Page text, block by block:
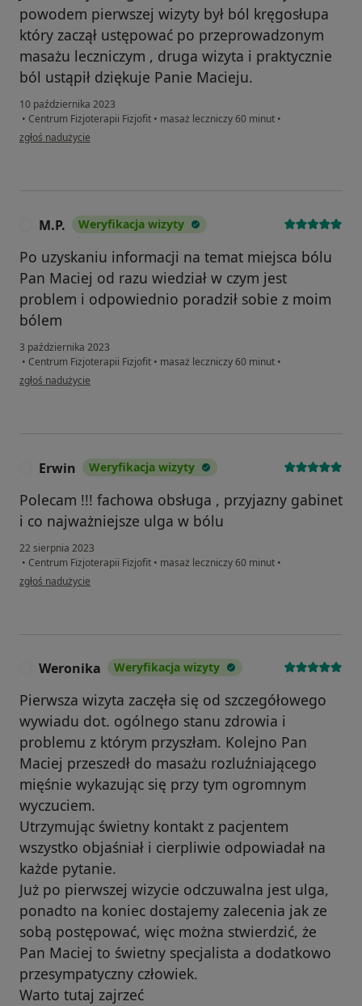
powodem pierwszej wizyty był ból kręgosłupa
który zaczął ustępować po przeprowadzonym
masażu leczniczym , druga wizyta i praktycznie
ból ustąpił dziękuje Panie Macieju.
10 października 2023
• Centrum Fizjoterapii Fizjofit • masaż leczniczy 60 minut •
w opinii użytkownika Darek
zgłoś nadużycie
M.P. Weryfikacja wizyty
Po uzyskaniu informacji na temat miejsca bólu
Pan Maciej od razu wiedział w czym jest
problem i odpowiednio poradził sobie z moim
bólem
3 października 2023
• Centrum Fizjoterapii Fizjofit • masaż leczniczy 60 minut •
w opinii użytkownika M.P.
zgłoś nadużycie
Erwin Weryfikacja wizyty
Polecam !!! fachowa obsługa , przyjazny gabinet
i co najważniejsze ulga w bólu
22 sierpnia 2023
• Centrum Fizjoterapii Fizjofit • masaż leczniczy 60 minut •
w opinii użytkownika Erwin
zgłoś nadużycie
Weronika Weryfikacja wizyty
Pierwsza wizyta zaczęła się od szczegółowego
wywiadu dot. ogólnego stanu zdrowia i
problemu z którym przyszłam. Kolejno Pan
Maciej przeszedł do masażu rozluźniającego
mięśnie wykazując się przy tym ogromnym
wyczuciem.
Utrzymując świetny kontakt z pacjentem
wszystko objaśniał i cierpliwie odpowiadał na
każde pytanie.
Już po pierwszej wizycie odczuwalna jest ulga,
ponadto na koniec dostajemy zalecenia jak ze
sobą postępować, więc można stwierdzić, że
Pan Maciej to świetny specjalista a dodatkowo
przesympatyczny człowiek.
Warto tutaj zajrzeć